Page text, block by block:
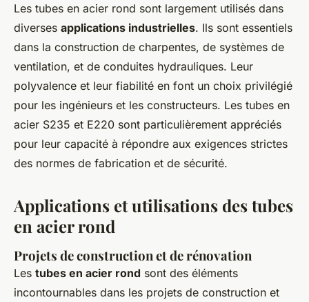
Les tubes en acier rond sont largement utilisés dans
diverses applications industrielles. Ils sont essentiels
dans la construction de charpentes, de systèmes de
ventilation, et de conduites hydrauliques. Leur
polyvalence et leur fiabilité en font un choix privilégié
pour les ingénieurs et les constructeurs. Les tubes en
acier S235 et E220 sont particulièrement appréciés
pour leur capacité à répondre aux exigences strictes
des normes de fabrication et de sécurité.
Applications et utilisations des tubes
en acier rond
Projets de construction et de rénovation
Les tubes en acier rond sont des éléments
incontournables dans les projets de construction et